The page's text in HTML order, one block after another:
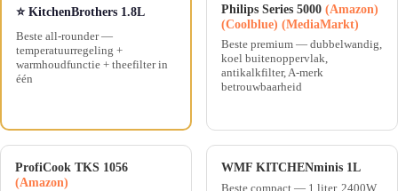
⭐ KitchenBrothers 1.8L
Beste all-rounder —
temperatuurregeling +
warmhoudfunctie + theefilter in
één
Philips Series 5000 (Amazon)
(Coolblue) (MediaMarkt)
Beste premium — dubbelwandig,
koel buitenoppervlak,
antikalkfilter, A-merk
betrouwbaarheid
ProfiCook TKS 1056
(Amazon)
WMF KITCHENminis 1L
Beste compact — 1 liter, 2400W,